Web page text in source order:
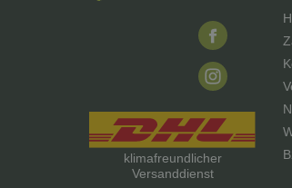
klimafreundlicher
Versanddienst